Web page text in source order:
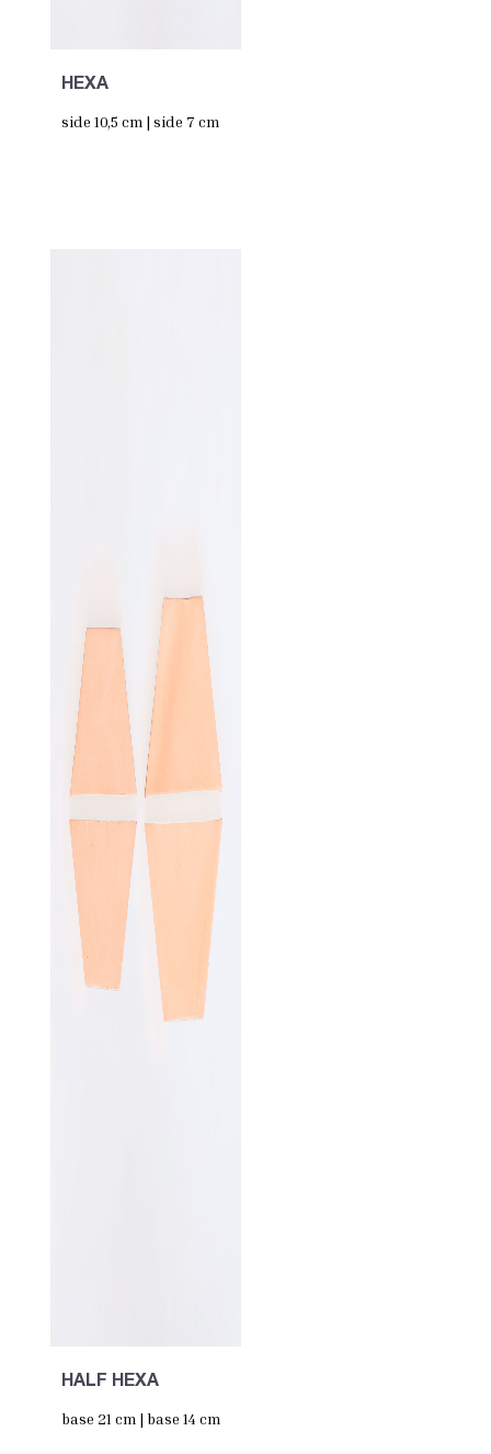
HEXA
side 10,5 cm | side 7 cm
HALF HEXA
base 21 cm | base 14 cm